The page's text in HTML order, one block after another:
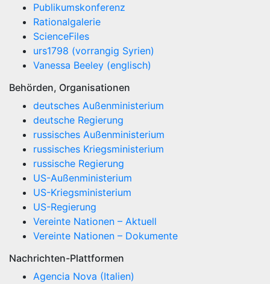
Publikumskonferenz
Rationalgalerie
ScienceFiles
urs1798 (vorrangig Syrien)
Vanessa Beeley (englisch)
Behörden, Organisationen
deutsches Außenministerium
deutsche Regierung
russisches Außenministerium
russisches Kriegsministerium
russische Regierung
US-Außenministerium
US-Kriegsministerium
US-Regierung
Vereinte Nationen – Aktuell
Vereinte Nationen – Dokumente
Nachrichten-Plattformen
Agencia Nova (Italien)